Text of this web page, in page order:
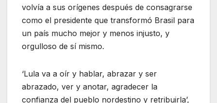
volvía a sus orígenes después de consagrarse
como el presidente que transformó Brasil para
un país mucho mejor y menos injusto, y
orgulloso de sí mismo.
‘Lula va a oír y hablar, abrazar y ser
abrazado, ver y anotar, agradecer la
confianza del pueblo nordestino y retribuirla’,